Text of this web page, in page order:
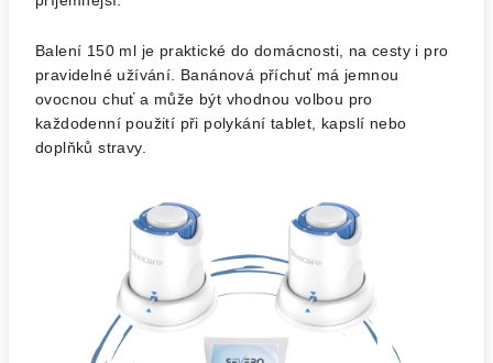
Balení 150 ml je praktické do domácnosti, na cesty i pro
pravidelné užívání. Banánová příchuť má jemnou
ovocnou chuť a může být vhodnou volbou pro
každodenní použití při polykání tablet, kapslí nebo
doplňků stravy.